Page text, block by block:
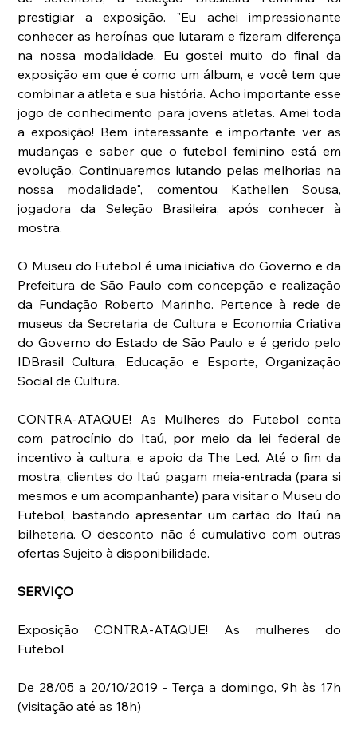
prestigiar a exposição. "Eu achei impressionante
conhecer as heroínas que lutaram e fizeram diferença
na nossa modalidade. Eu gostei muito do final da
exposição em que é como um álbum, e você tem que
combinar a atleta e sua história. Acho importante esse
jogo de conhecimento para jovens atletas. Amei toda
a exposição! Bem interessante e importante ver as
mudanças e saber que o futebol feminino está em
evolução. Continuaremos lutando pelas melhorias na
nossa modalidade", comentou Kathellen Sousa,
jogadora da Seleção Brasileira, após conhecer à
mostra.
O Museu do Futebol é uma iniciativa do Governo e da
Prefeitura de São Paulo com concepção e realização
da Fundação Roberto Marinho. Pertence à rede de
museus da Secretaria de Cultura e Economia Criativa
do Governo do Estado de São Paulo e é gerido pelo
IDBrasil Cultura, Educação e Esporte, Organização
Social de Cultura.
CONTRA-ATAQUE! As Mulheres do Futebol conta
com patrocínio do Itaú, por meio da lei federal de
incentivo à cultura, e apoio da The Led. Até o fim da
mostra, clientes do Itaú pagam meia-entrada (para si
mesmos e um acompanhante) para visitar o Museu do
Futebol, bastando apresentar um cartão do Itaú na
bilheteria. O desconto não é cumulativo com outras
ofertas Sujeito à disponibilidade.
SERVIÇO
Exposição CONTRA-ATAQUE! As mulheres do
Futebol
De 28/05 a 20/10/2019 - Terça a domingo, 9h às 17h
(visitação até as 18h)